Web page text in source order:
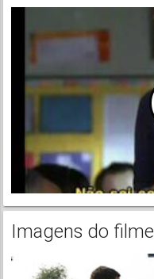
Imagens do filme